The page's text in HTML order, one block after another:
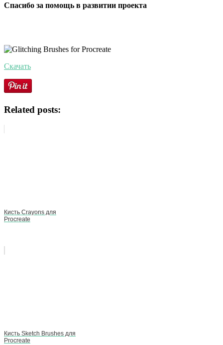
Спасибо за помощь в развитии проекта
Скачать
Related posts:
Кисть Crayons для
Procreate
Кисть Sketch Brushes для
Procreate